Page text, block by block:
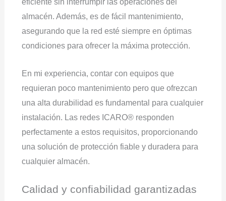
eficiente sin interrumpir las operaciones del
almacén. Además, es de fácil mantenimiento,
asegurando que la red esté siempre en óptimas
condiciones para ofrecer la máxima protección.
En mi experiencia, contar con equipos que
requieran poco mantenimiento pero que ofrezcan
una alta durabilidad es fundamental para cualquier
instalación. Las redes ICARO® responden
perfectamente a estos requisitos, proporcionando
una solución de protección fiable y duradera para
cualquier almacén.
Calidad y confiabilidad garantizadas